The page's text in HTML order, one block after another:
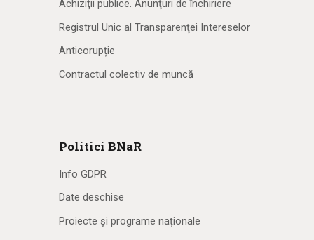
Achiziţii publice. Anunţuri de închiriere
Registrul Unic al Transparenţei Intereselor
Anticorupție
Contractul colectiv de muncă
Politici BNaR
Info GDPR
Date deschise
Proiecte și programe naționale